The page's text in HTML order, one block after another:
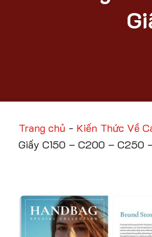
Trang chủ - Kiến Thức Về
Giấy C150 – C200 – C250